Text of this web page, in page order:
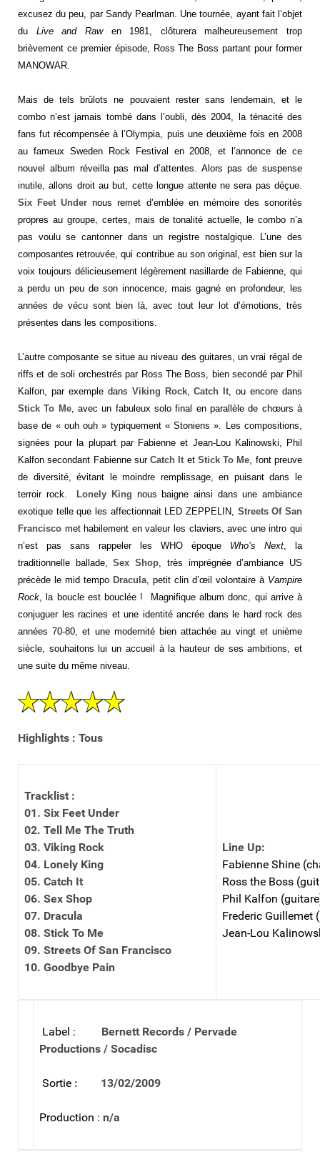
excusez du peu, par Sandy Pearlman. Une tournée, ayant fait l’objet
du Live and Rawen 1981, clôturera malheureusement trop
brièvement ce premier épisode, Ross The Boss partant pour former
MANOWAR.
Mais de tels brûlots ne pouvaient rester sans lendemain, et le
combo n’est jamais tombé dans l’oubli, dès 2004, la ténacité des
fans fut récompensée à l’Olympia, puis une deuxième fois en 2008
au fameux Sweden Rock Festival en 2008, et l’annonce de ce
nouvel album réveilla pas mal d’attentes. Alors pas de suspense
inutile, allons droit au but, cette longue attente ne sera pas déçue.
Six Feet Under nous remet d’emblée en mémoire des sonorités
propres au groupe, certes, mais de tonalité actuelle, le combo n’a
pas voulu se cantonner dans un registre nostalgique. L’une des
composantes retrouvée, qui contribue au son original, est bien sur la
voix toujours délicieusement légèrement nasillarde de Fabienne, qui
a perdu un peu de son innocence, mais gagné en profondeur, les
années de vécu sont bien là, avec tout leur lot d’émotions, très
présentes dans les compositions.
L’autre composante se situe au niveau des guitares, un vrai régal de
riffs et de soli orchestrés par Ross The Boss, bien secondé par Phil
Kalfon, par exemple dans Viking Rock,Catch It , ou encore dans
Stick To Me, avec un fabuleux solo final en parallèle de chœurs à
base de « ouh ouh » typiquement « Stoniens ». Les compositions,
signées pour la plupart par Fabienne et Jean-Lou Kalinowski, Phil
Kalfon secondant Fabienne surCatch It et Stick To Me , font preuve
de diversité, évitant le moindre remplissage, en puisant dans le
terroir rock. Lonely King nous baigne ainsi dans une ambiance
exotique telle que les affectionnait LED ZEPPELIN, Streets Of San
Francisco met habilement en valeur les claviers, avec une intro qui
n’est pas sans rappeler les WHO époque Who’s Next , la
traditionnelle ballade,Sex Shop , très imprégnée d’ambiance US
précède le mid tempo Dracula , petit clin d’œil volontaire à Vampire
Rock , la boucle est bouclée ! Magnifique album donc, qui arrive à
conjuguer les racines et une identité ancrée dans le hard rock des
années 70-80, et une modernité bien attachée au vingt et unième
siècle, souhaitons lui un accueil à la hauteur de ses ambitions, et
une suite du même niveau.
Highlights : Tous
Tracklist :
01. Six Feet Under
02. Tell Me The Truth
03. Viking Rock
04. Lonely King
05. Catch It
06. Sex Shop
07. Dracula
08. Stick To Me
09. Streets Of San Francisco
10. Goodbye Pain
Line Up:
Fabienne Shine
Ross the Boss
Phil Kalfon
Frederic Guillemet
Jean-Lou
Label : Bernett Records / Pervade
Productions / Socadisc
Sortie : 13/02/2009
Production : n/a